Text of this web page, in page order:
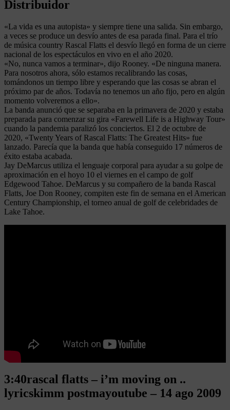
Distribuidor
«La vida es una autopista» y siempre tiene una salida. Sin embargo,
a veces se produce un desvío antes de esa parada final. Para el trío
de música country Rascal Flatts el desvío llegó en forma de un cierre
nacional de los espectáculos en vivo en el año 2020.
«No, nunca vamos a terminar», dijo Rooney. «De ninguna manera.
Para nosotros ahora, sólo estamos recalibrando las cosas,
tomándonos un tiempo libre y esperando que las cosas se abran el
próximo par de años. Todavía no tenemos un año fijo, pero en algún
momento volveremos a ello».
La banda anunció que se separaba en la primavera de 2020 y estaba
preparada para comenzar su gira «Farewell Life is a Highway Tour»
cuando la pandemia paralizó los conciertos. El 2 de octubre de
2020, «Twenty Years of Rascal Flatts: The Greatest Hits» fue
lanzado. Parecía que la banda que había conseguido 17 números de
éxito estaba acabada.
Jay DeMarcus utiliza el lenguaje corporal para ayudar a su golpe de
aproximación en el hoyo 10 el viernes en el campo de golf
Edgewood Tahoe. DeMarcus y su compañero de la banda Rascal
Flatts, Joe Don Rooney, compiten este fin de semana en el American
Century Championship, el torneo anual de golf de celebridades de
Lake Tahoe.
3:40rascal flatts – i’m moving on ..
lyricskimm postmayoutube – 14 ago 2009